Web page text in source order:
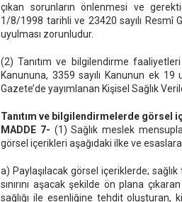
çıkan sorunların önlenmesi ve
1/8/1998 tarihli ve 23420 sayılı Resmî
uyulması zorunludur.
(2) Tanıtım ve bilgilendirme
Kanununa, 3359 sayılı Kanunun ek
Gazete’de yayımlanan Kişisel Sağlık
Tanıtım ve bilgilendirmelerde görsel
MADDE 7- (1) Sağlık meslek
görsel içerikleri aşağıdaki ilke ve
a) Paylaşılacak görsel içeriklerde;
sınırını aşacak şekilde ön plana
sağlığı ile esenliğine tehdit oluşturan,